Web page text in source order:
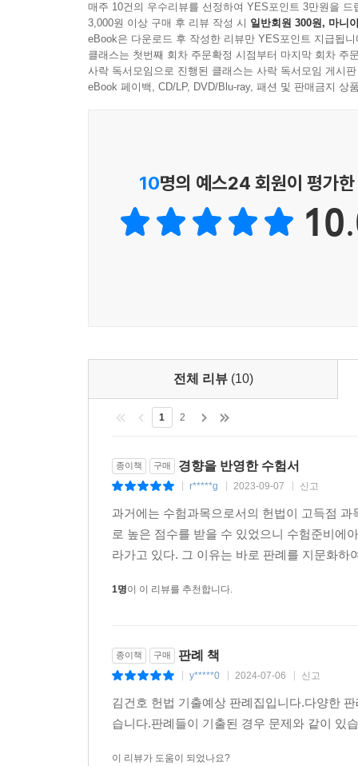
매주 10건의 우수리뷰를 선정하여 YES포인트 3만원을 드
3,000원 이상 구매 후 리뷰 작성 시 일반회원 300원, 마니
eBook은 다운로드 후 작성한 리뷰만 YES포인트 지급됩니
클래스는 첫번째 회차 주문확정 시점부터 마지막 회차 주
사락 독서모임으로 진행된 클래스는 사락 독서모임 게시
eBook 페이백, CD/LP, DVD/Blu-ray, 패션 및 판매금지 상
10명의 예스24 회원이 평가
전체 리뷰 (10)
1 2
종이책 구매 경향을 반영한 수험서
r*****g 2023-09-07 신고
과거에는 수험과목으로서의 헌법이 고득점
로 높은 점수를 받을 수 있었으니 수험준비에
라가고 있다. 그 이유는 바로 판례를 지문화
1명이 이 리뷰를 추천합니다.
종이책 구매 판례 책
y*****0 2024-07-06 신고
김건호 헌법 기출예상 판례집입니다.다양한
습니다.판례들이 기출된 경우 문제와 같이 있
이 리뷰가 도움이 되었나요?